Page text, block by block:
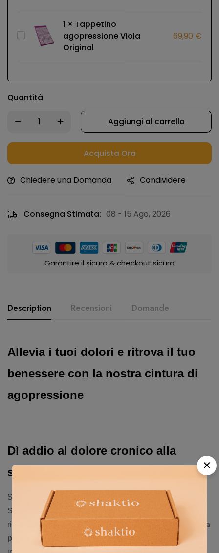
originale
viola
Tappetino
agopressione
1 × Tappetino
agopressione Viola
Original
69,90 €
Quantità
Aggiungi al carrello
Acquista Ora
Chiedere una Domanda Condividere
Consegna Stimata: 08 - 15 Ago, 2026
Garantire il sicuro & checkout sicuro
Description Recensioni Domande
Allevia i tuoi dolori e ritrova il tuo
benessere con la nostra cintura di
agopressione
Dì addio al dolore cronico alla
schiena e al collo
Soffri di tensione muscolare, lombalgia o dolore al collo?
Stai cercando una soluzione naturale ed efficace per
ritrovare il tuo comfort quotidiano? Scopri la nostra
Cintura
per agopressione
progettata per darti un sollievo